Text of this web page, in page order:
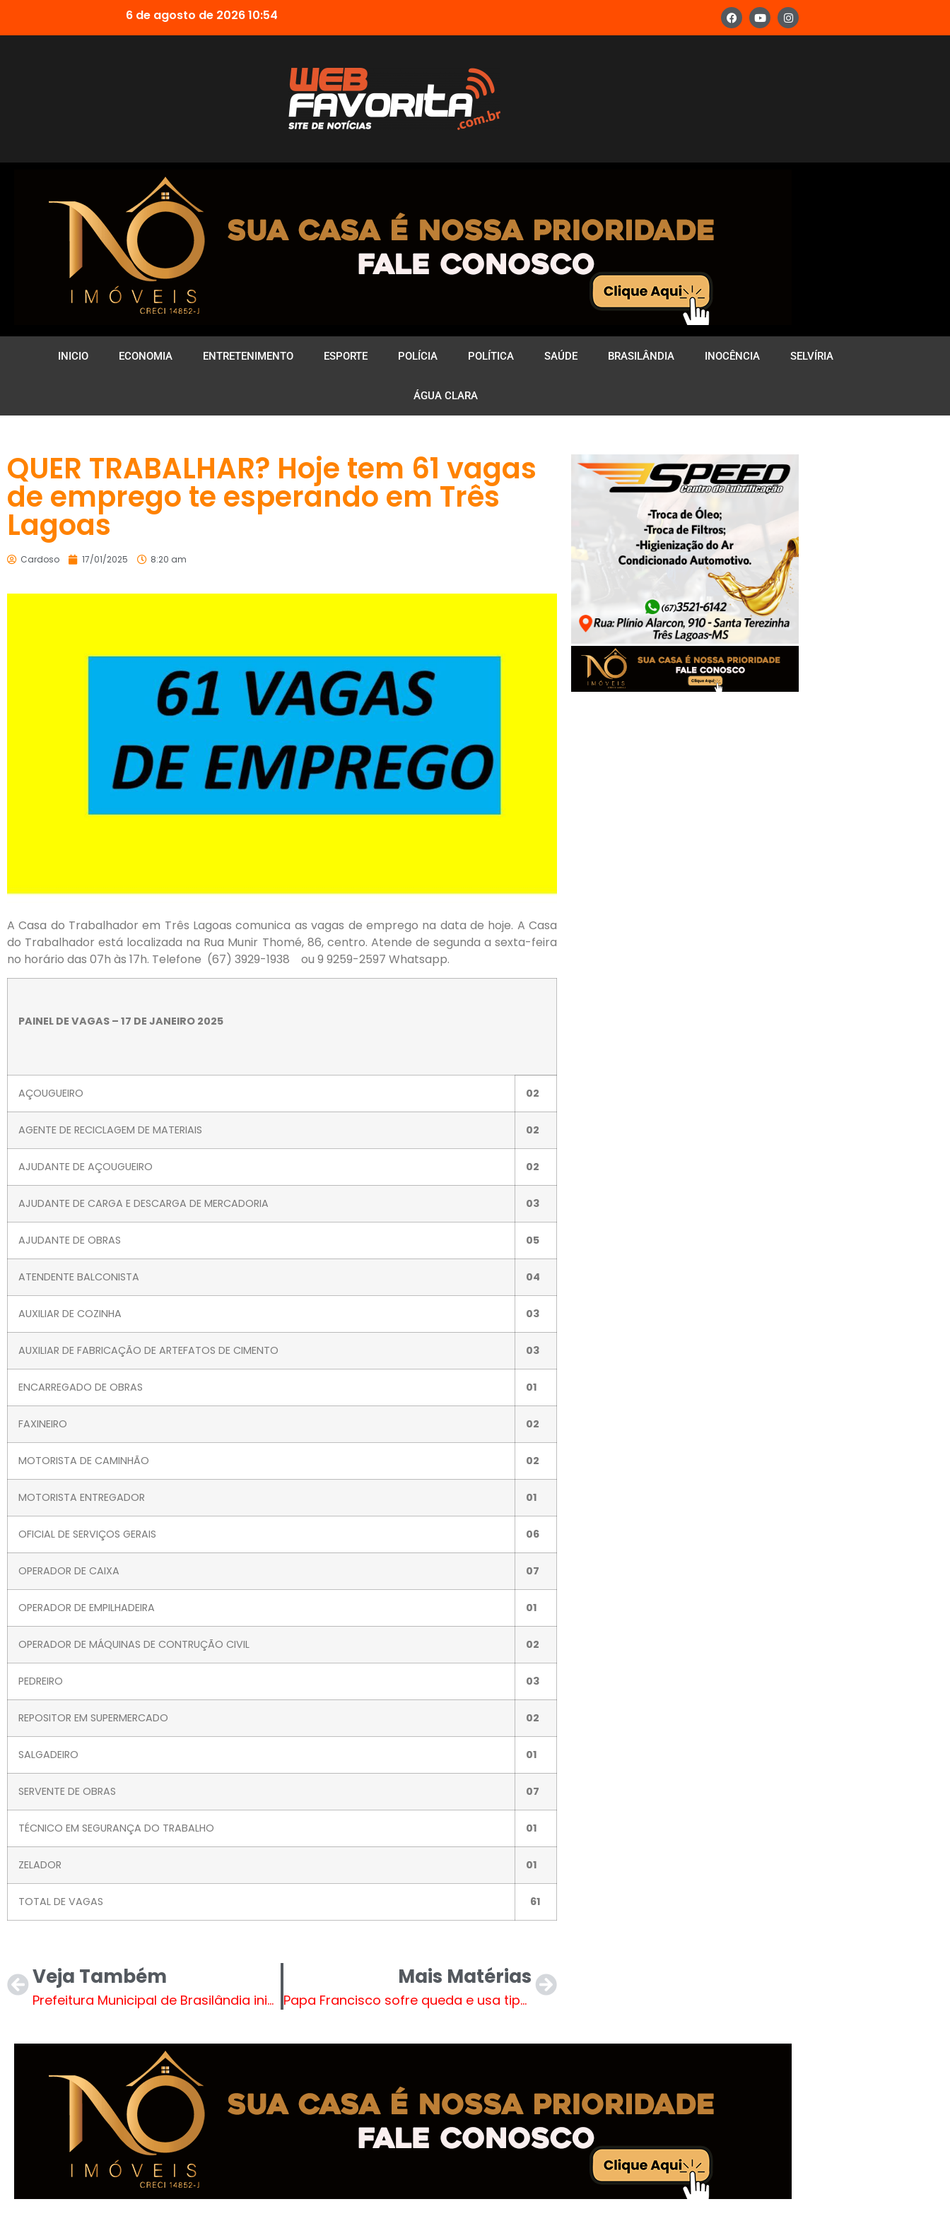
6 de agosto de 2026 10:54
INICIO ECONOMIA ENTRETENIMENTO ESPORTE POLÍCIA POLÍTICA SAÚDE BRASILÂNDIA INOCÊNCIA SELVÍRIA
ÁGUA CLARA
QUER TRABALHAR? Hoje tem 61 vagas
de emprego te esperando em Três
Lagoas
Cardoso 17/01/2025 8:20 am
A Casa do Trabalhador em Três Lagoas comunica as vagas de emprego na data de hoje. A Casa
do Trabalhador está localizada na Rua Munir Thomé, 86, centro. Atende de segunda a sexta-feira
no horário das 07h às 17h. Telefone (67) 3929-1938 ou 9 9259-2597 Whatsapp.
PAINEL DE VAGAS – 17 DE JANEIRO 2025
AÇOUGUEIRO 02
AGENTE DE RECICLAGEM DE MATERIAIS 02
AJUDANTE DE AÇOUGUEIRO 02
AJUDANTE DE CARGA E DESCARGA DE MERCADORIA 03
AJUDANTE DE OBRAS 05
ATENDENTE BALCONISTA 04
AUXILIAR DE COZINHA 03
AUXILIAR DE FABRICAÇÃO DE ARTEFATOS DE CIMENTO 03
ENCARREGADO DE OBRAS 01
FAXINEIRO 02
MOTORISTA DE CAMINHÃO 02
MOTORISTA ENTREGADOR 01
OFICIAL DE SERVIÇOS GERAIS 06
OPERADOR DE CAIXA 07
OPERADOR DE EMPILHADEIRA 01
OPERADOR DE MÁQUINAS DE CONTRUÇÃO CIVIL 02
PEDREIRO 03
REPOSITOR EM SUPERMERCADO 02
SALGADEIRO 01
SERVENTE DE OBRAS 07
TÉCNICO EM SEGURANÇA DO TRABALHO 01
ZELADOR 01
TOTAL DE VAGAS 61
Veja Também
Prefeitura Municipal de Brasilândia inicia plano de revitalização para o Distrito Debrasa após vistoria
Mais Matérias
Papa Francisco sofre queda e usa tipoia após lesão no antebraço